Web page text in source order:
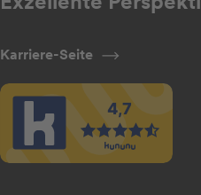
Karriere-Seite